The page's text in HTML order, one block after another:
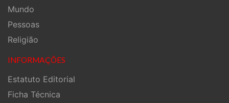
Mundo
Pessoas
Religião
INFORMAÇÕES
Estatuto Editorial
Ficha Técnica